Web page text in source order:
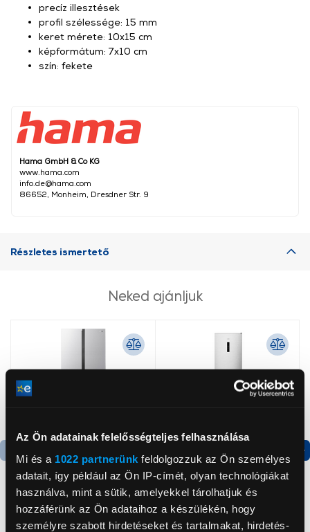
Az Ön adatainak felelősségteljes felhasználása
Mi és a 1022 partnerünk feldolgozzuk az Ön személyes
adatait, így például az Ön IP-címét, olyan technológiákat
használva, mint a sütik, amelyekkel tárolhatjuk és
hozzáférünk az Ön adataihoz a készülékén, hogy
személyre szabott hirdetéseket és tartalmakat, hirdetés-
Hama GmbH & Co KG
www.hama.com
info.de@hama.com
86652, Monheim, Dresdner Str. 9
precíz illesztések
profil szélessége: 15 mm
keret mérete: 10x15 cm
képformátum: 7x10 cm
szín: fekete
Részletes ismertető
Neked ajánljuk
Gorenje NRS8182KX Side
Gorenje N619EAXL4